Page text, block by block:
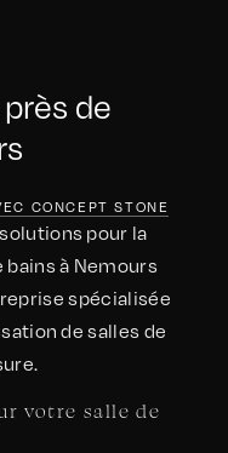
de
CONCEPT STONE
pour la
à Nemours
spécialisée
de salles de
votre salle de